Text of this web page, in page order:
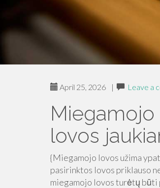
April 25, 2026 | Leave a
lovos
{Miegamojo lovos užima
pasirinktos lovos priklauso
miegamojo lovos turėtų būti